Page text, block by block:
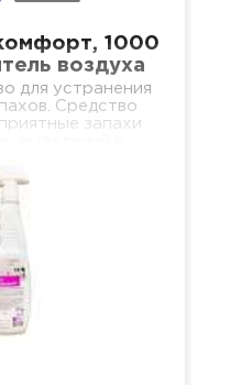
1000
воздуха
для устранения
Средство
запахи
учебных и
в местах
и…